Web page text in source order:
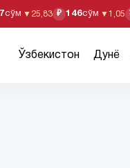
сўм ▼ 25,83 ₽ 146сўм ▼1,05
Ўзбекистон Дунё